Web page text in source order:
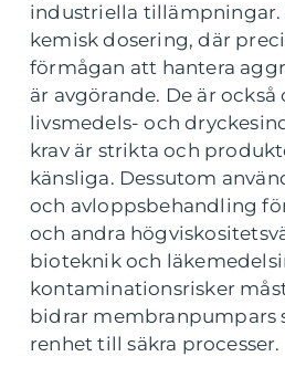
industriella tillämpningar.
kemisk dosering, där
förmågan att hantera
är avgörande. De är
livsmedels- och
krav är strikta och
känsliga. Dessutom
och avloppsbehandling
och andra
bioteknik och
kontaminationsrisker
bidrar membranpumpars
renhet till säkra processer.